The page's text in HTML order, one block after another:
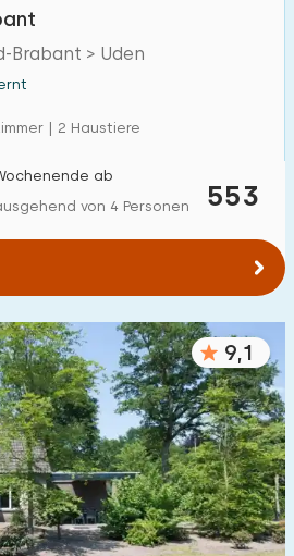
Brabant > Uden
| 2 Haustiere
553
ab
von 4 Personen
9,1